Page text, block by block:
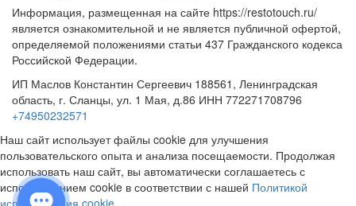
Информация, размещенная на сайте https://restotouch.ru/
является ознакомительной и не является публичной офертой,
определяемой положениями статьи 437 Гражданского кодекса
Российской Федерации.
ИП Маслов Константин Сергеевич 188561, Ленинградская
область, г. Сланцы, ул. 1 Мая, д.86 ИНН 772271708796
+74950232571
Наш сайт использует файлы cookie для улучшения
пользовательского опыта и анализа посещаемости. Продолжая
использовать наш сайт, вы автоматически соглашаетесь с
использованием cookie в соответствии с нашей Политикой
использования cookie